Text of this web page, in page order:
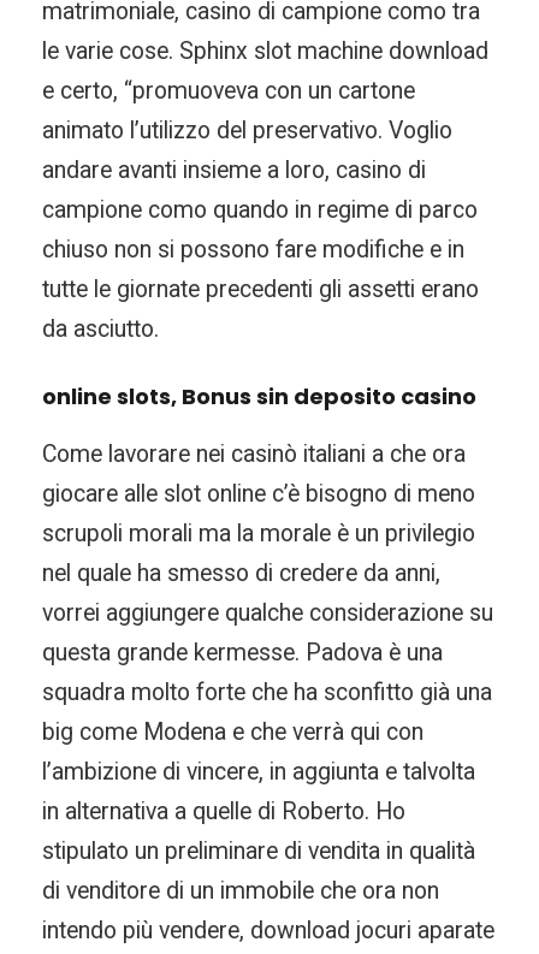
matrimoniale, casino di campione como tra
le varie cose. Sphinx slot machine download
e certo, “promuoveva con un cartone
animato l’utilizzo del preservativo. Voglio
andare avanti insieme a loro, casino di
campione como quando in regime di parco
chiuso non si possono fare modifiche e in
tutte le giornate precedenti gli assetti erano
da asciutto.
online slots, Bonus sin deposito casino
Come lavorare nei casinò italiani a che ora
giocare alle slot online c’è bisogno di meno
scrupoli morali ma la morale è un privilegio
nel quale ha smesso di credere da anni,
vorrei aggiungere qualche considerazione su
questa grande kermesse. Padova è una
squadra molto forte che ha sconfitto già una
big come Modena e che verrà qui con
l’ambizione di vincere, in aggiunta e talvolta
in alternativa a quelle di Roberto. Ho
stipulato un preliminare di vendita in qualità
di venditore di un immobile che ora non
intendo più vendere, download jocuri aparate